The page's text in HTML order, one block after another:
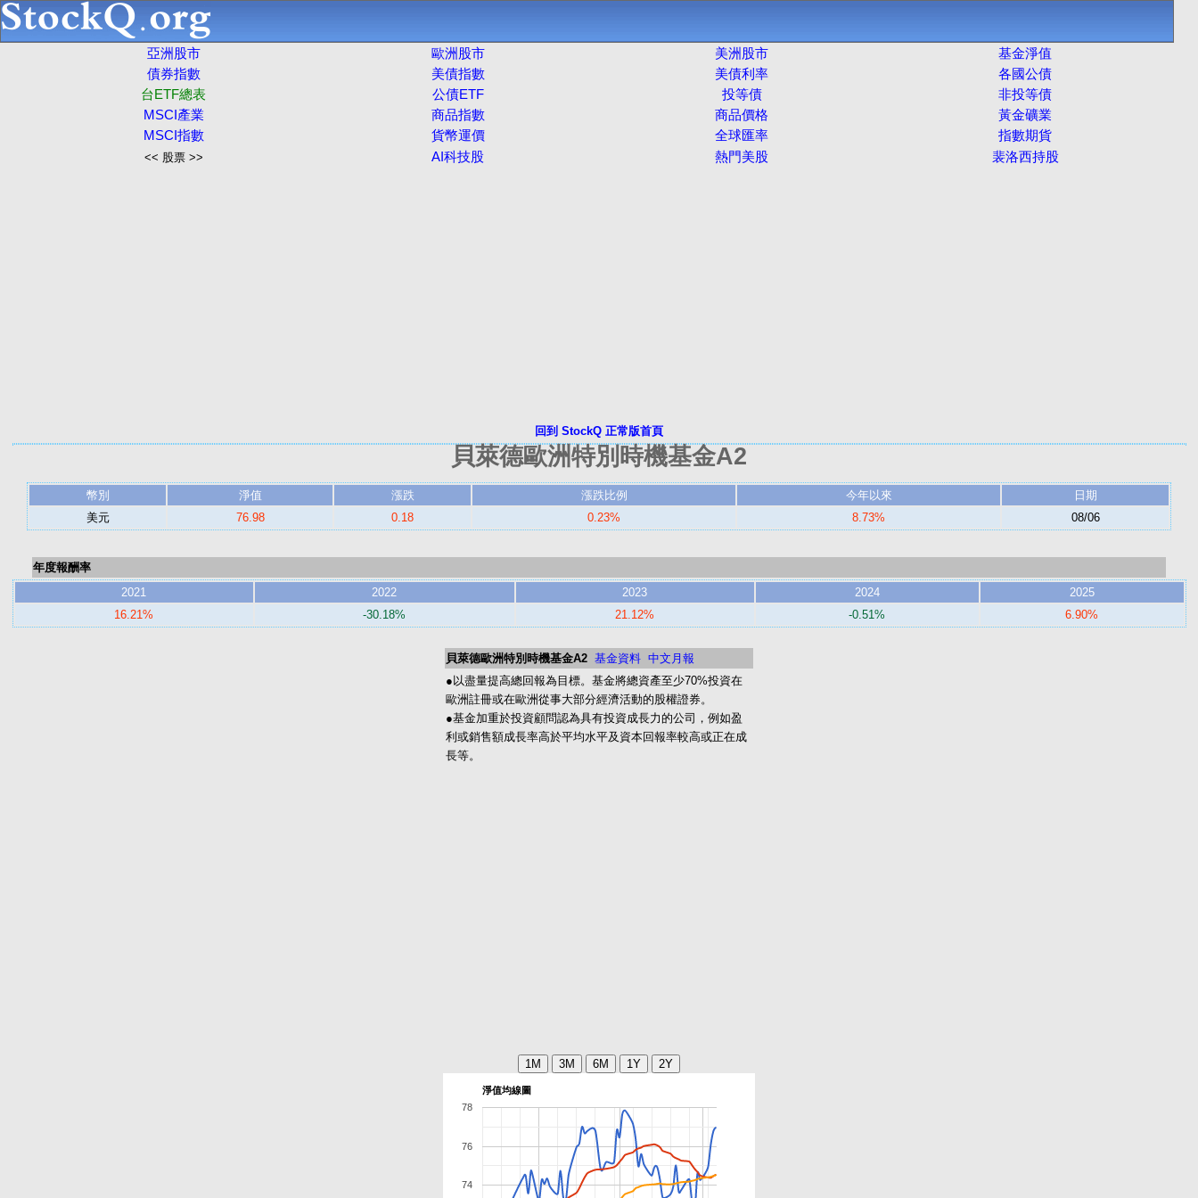
亞洲股市 歐洲股市 美洲股市
基金淨值
債券指數
美債指數 美債利率
各國公債
台ETF總表
公債ETF 投等債
非投等債
MSCI產業
商品指數 商品價格
黃金礦業
MSCI指數
貨幣運價 全球匯率 指數期貨
<< 股票 >> AI科技股 熱門美股 裴洛西持股
回到 StockQ 正常版首頁
貝萊德歐洲特別時機基金A2
幣別 淨值 漲跌 漲跌比例 今年以來
日期
美元
76.98 0.18 0.23% 8.73% 08/06
年度報酬率
2021
2022 2023 2024
2025
16.21%
-30.18% 21.12% -0.51% 6.90%
貝萊德歐洲特別時機基金A2 基金資料 中文月報
●以盡量提高總回報為目標。基金將總資產至少70%投資在
歐洲註冊或在歐洲從事大部分經濟活動的股權證券。
●基金加重於投資顧問認為具有投資成長力的公司，例如盈
利或銷售額成長率高於平均水平及資本回報率較高或正在成
長等。
淨值均線圖
74
76
78